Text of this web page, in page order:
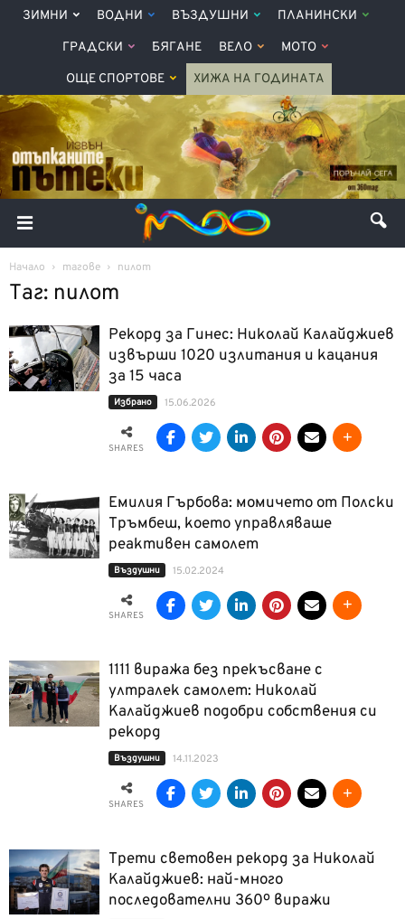
ЗИМНИ ВОДНИ ВЪЗДУШНИ ПЛАНИНСКИ
ГРАДСКИ БЯГАНЕ ВЕЛО МОТО
ОЩЕ СПОРТОВЕ ХИЖА НА ГОДИНАТА
Начало тагове пилот
Таг: пилот
Рекорд за Гинес: Николай Калайджиев
извърши 1020 излитания и кацания
за 15 часа
Избрано 15.06.2026
SHARES
Емилия Гърбова: момичето от Полски
Тръмбеш, което управляваше
реактивен самолет
Въздушни 15.02.2024
SHARES
1111 виража без прекъсване с
ултралек самолет: Николай
Калайджиев подобри собствения си
рекорд
Въздушни 14.11.2023
SHARES
Трети световен рекорд за Николай
Калайджиев: най-много
последователни 360º виражи